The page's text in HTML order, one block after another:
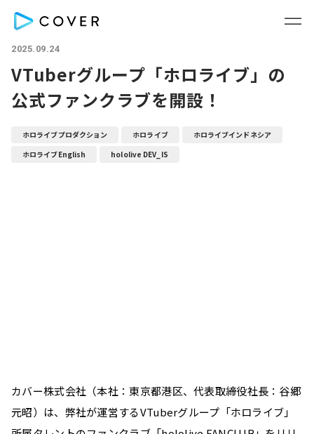
2025.09.24
VTuberグループ「ホロライブ」の
公式ファンクラブを開設！
ホロライブプロダクション ホロライブ
ホロライブインドネシア
ホロライブEnglish
hololive DEV_IS
カバー株式会社（本社：東京都港区、代表取締役社長：谷郷
元昭）は、弊社が運営するVTuberグループ「ホロライブ」